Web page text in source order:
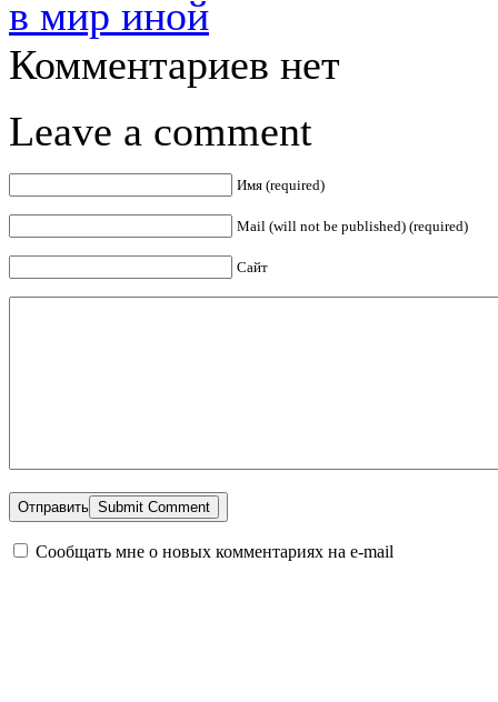
в мир иной
Комментариев нет
Leave a comment
Имя (required)
Mail (will not be published) (required)
Сайт
Отправить
Сообщать мне о новых комментариях на e-mail